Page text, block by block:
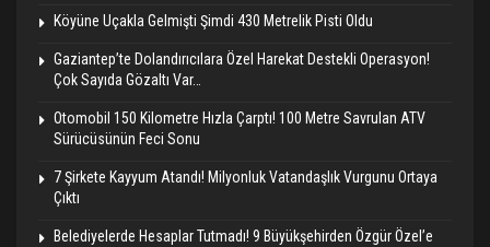
Köyüne Uçakla Gelmişti Şimdi 430 Metrelik Pisti Oldu
Gaziantep’te Dolandırıcılara Özel Harekat Destekli Operasyon!
Çok Sayıda Gözaltı Var…
Otomobil 150 Kilometre Hızla Çarptı! 100 Metre Savrulan ATV
Sürücüsünün Feci Sonu
7 Şirkete Kayyum Atandı! Milyonluk Vatandaşlık Vurgunu Ortaya
Çıktı
Belediyelerde Hesaplar Tutmadı! 9 Büyükşehirden Özgür Özel’e